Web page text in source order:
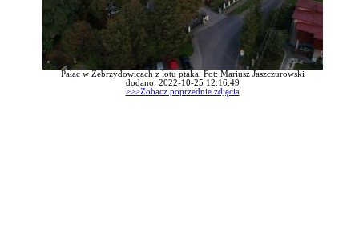
Pałac w Zebrzydowicach z lotu ptaka. Fot: Mariusz Jaszczurowski
dodano: 2022-10-25 12:16:49
>>>Zobacz poprzednie zdjęcia